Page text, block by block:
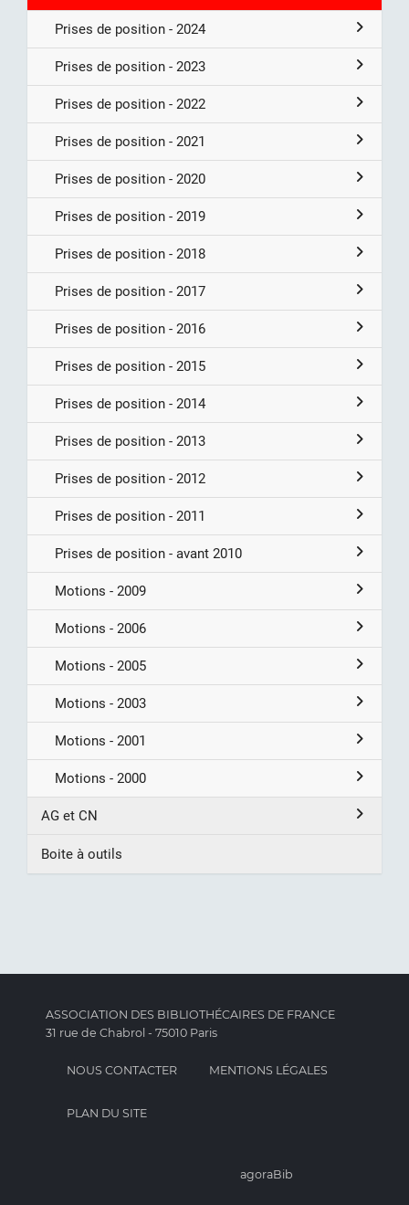
Prises de position - 2024
Prises de position - 2023
Prises de position - 2022
Prises de position - 2021
Prises de position - 2020
Prises de position - 2019
Prises de position - 2018
Prises de position - 2017
Prises de position - 2016
Prises de position - 2015
Prises de position - 2014
Prises de position - 2013
Prises de position - 2012
Prises de position - 2011
Prises de position - avant 2010
Motions - 2009
Motions - 2006
Motions - 2005
Motions - 2003
Motions - 2001
Motions - 2000
AG et CN
Boite à outils
ASSOCIATION DES BIBLIOTHÉCAIRES DE FRANCE
31 rue de Chabrol - 75010 Paris
NOUS CONTACTER MENTIONS LÉGALES
PLAN DU SITE
agoraBib